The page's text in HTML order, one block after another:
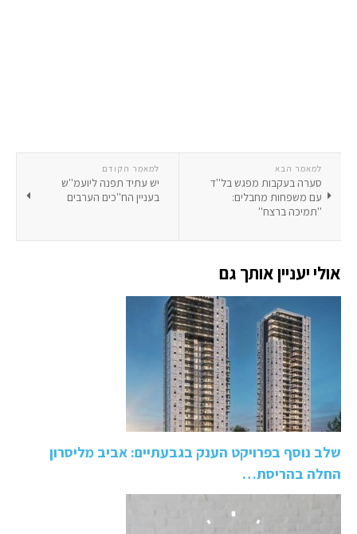
למאמר הקודם
יש עתיד תפנה ליועמ''ש
בעניין הח''כים הערבים
למאמר הבא
סערה בעקבות מפגש בל''ד
עם משפחות מחבלים:
''תמיכה ברצח''
אולי יעניין אותך גם
שלב נוסף בפרויקט הענק בגבעתיים: אביב מליסרון
החלה בהריסת…